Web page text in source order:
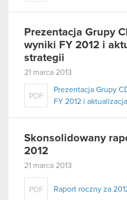
Prezentacja Grupy
wyniki FY 2012 i
strategii
21 marca 2013
PDF
Prezentacja Grupy
FY 2012 i
Skonsolidowany
2012
21 marca 2013
PDF Raport roczny za